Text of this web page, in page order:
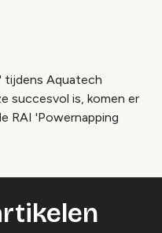
tijdens Aquatech
succesvol is, komen er
RAI 'Powernapping